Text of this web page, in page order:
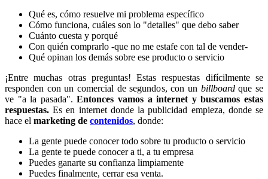
Qué es, cómo resuelve mi problema específico
Cómo funciona, cuáles son lo "detalles" que debo saber
Cuánto cuesta y porqué
Con quién comprarlo -que no me estafe con tal de vender-
Qué opinan los demás sobre ese producto o servicio
¡Entre muchas otras preguntas! Estas respuestas difícilmente se
responden con un comercial de segundos, con un billboardque se
ve "a la pasada".Entonces vamos a internet y buscamos estas
respuestas. Es en internet donde la publicidad empieza, donde se
hace el marketing de contenidos, donde:
La gente puede conocer todo sobre tu producto o servicio
La gente te puede conocer a ti, a tu empresa
Puedes ganarte su confianza limpiamente
Puedes finalmente, cerrar esa venta.